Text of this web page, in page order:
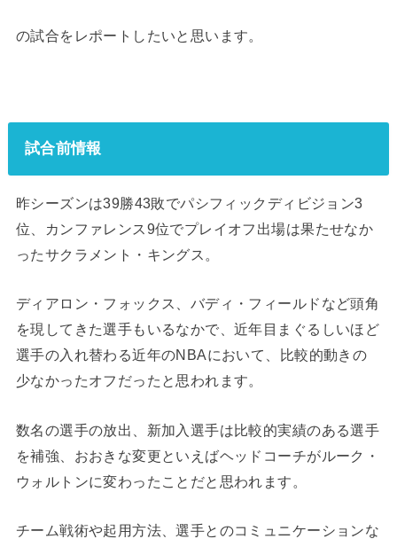
の試合をレポートしたいと思います。
試合前情報
昨シーズンは39勝43敗でパシフィックディビジョン3
位、カンファレンス9位でプレイオフ出場は果たせなか
ったサクラメント・キングス。
ディアロン・フォックス、バディ・フィールドなど頭角
を現してきた選手もいるなかで、近年目まぐるしいほど
選手の入れ替わる近年のNBAにおいて、比較的動きの
少なかったオフだったと思われます。
数名の選手の放出、新加入選手は比較的実績のある選手
を補強、おおきな変更といえばヘッドコーチがルーク・
ウォルトンに変わったことだと思われます。
チーム戦術や起用方法、選手とのコミュニケーションな